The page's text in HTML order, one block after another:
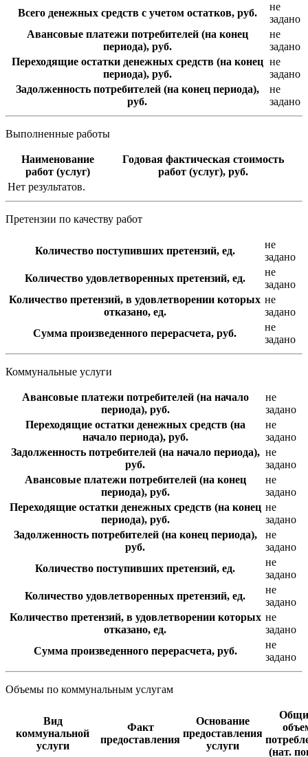
Всего денежных средств с учетом остатков, руб.
не
задано
Авансовые платежи потребителей (на конец
периода), руб.
не
задано
Переходящие остатки денежных средств (на конец
периода), руб.
не
задано
Задолженность потребителей (на конец периода),
руб.
не
задано
Выполненные работы
Наименование
работ (услуг)
Годовая фактическая стоимость
работ (услуг), руб.
Нет результатов.
Претензии по качеству работ
Количество поступивших претензий, ед.
не
задано
Количество удовлетворенных претензий, ед.
не
задано
Количество претензий, в удовлетворении которых
отказано, ед.
не
задано
Сумма произведенного перерасчета, руб.
не
задано
Коммунальные услуги
Авансовые платежи потребителей (на начало
периода), руб.
не
задано
Переходящие остатки денежных средств (на
начало периода), руб.
не
задано
Задолженность потребителей (на начало периода),
руб.
не
задано
Авансовые платежи потребителей (на конец
периода), руб.
не
задано
Переходящие остатки денежных средств (на конец
периода), руб.
не
задано
Задолженность потребителей (на конец периода),
руб.
не
задано
Количество поступивших претензий, ед.
не
задано
Количество удовлетворенных претензий, ед.
не
задано
Количество претензий, в удовлетворении которых
отказано, ед.
не
задано
Сумма произведенного перерасчета, руб.
не
задано
Объемы по коммунальным услугам
Вид
коммунальной
услуги
Факт
предоставления
Основание
предоставления
услуги
(нат.